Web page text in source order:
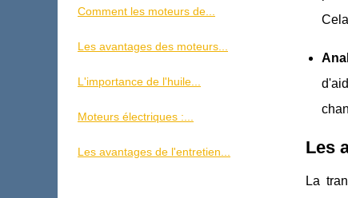
Les
La
Comment les moteurs de...
Les avantages des moteurs...
L'importance de l'huile...
Moteurs électriques :...
Les avantages de l'entretien...